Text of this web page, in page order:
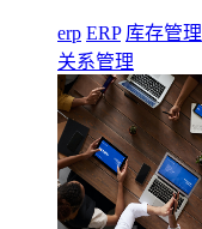
erp ERP 库存管理
关系管理